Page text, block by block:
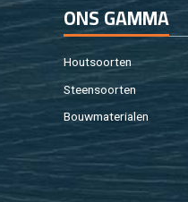
ONS GAMMA
Hout­soor­ten
Steen­soor­ten
Bouw­ma­te­ri­a­len